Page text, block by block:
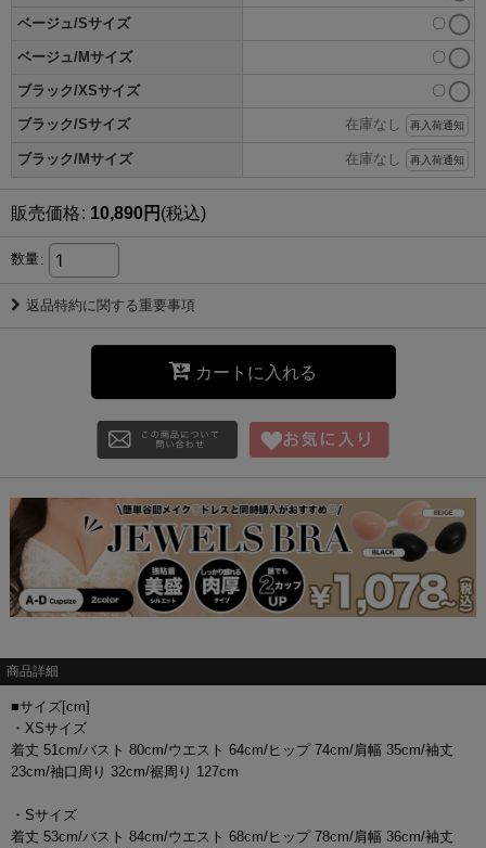
ベージュ/Sサイズ 〇
ベージュ/Mサイズ 〇
ブラック/XSサイズ 〇
ブラック/Sサイズ 在庫なし 再入荷通知
ブラック/Mサイズ 在庫なし 再入荷通知
販売価格: 10,890円 (税込)
数量:
返品特約に関する重要事項
カートに入れる
商品詳細
■サイズ[cm]
・XSサイズ
着丈 51cm/バスト 80cm/ウエスト 64cm/ヒップ 74cm/肩幅 35cm/袖丈
23cm/袖口周り 32cm/裾周り 127cm
・Sサイズ
着丈 53cm/バスト 84cm/ウエスト 68cm/ヒップ 78cm/肩幅 36cm/袖丈